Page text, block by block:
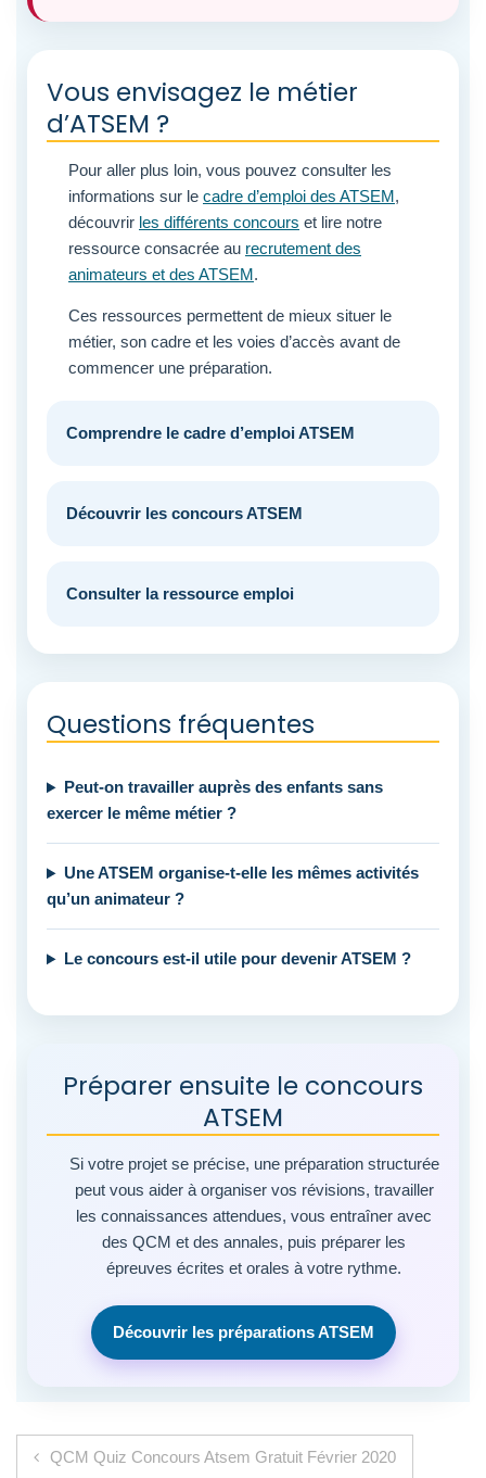
Vous envisagez le métier
d’ATSEM ?
Pour aller plus loin, vous pouvez consulter les
informations sur le cadre d’emploi des ATSEM,
découvrir les différents concours et lire notre
ressource consacrée au recrutement des
animateurs et des ATSEM.
Ces ressources permettent de mieux situer le
métier, son cadre et les voies d’accès avant de
commencer une préparation.
Comprendre le cadre d’emploi ATSEM
Découvrir les concours ATSEM
Consulter la ressource emploi
Questions fréquentes
Peut-on travailler auprès des enfants sans
exercer le même métier ?
Une ATSEM organise-t-elle les mêmes activités
qu’un animateur ?
Le concours est-il utile pour devenir ATSEM ?
Préparer ensuite le concours
ATSEM
Si votre projet se précise, une préparation structurée
peut vous aider à organiser vos révisions, travailler
les connaissances attendues, vous entraîner avec
des QCM et des annales, puis préparer les
épreuves écrites et orales à votre rythme.
Découvrir les préparations ATSEM
Navigation de l’article
QCM Quiz Concours Atsem Gratuit Février 2020